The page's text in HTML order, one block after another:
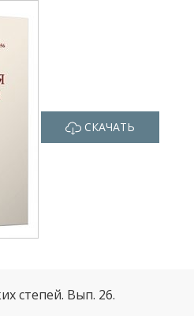
СКАЧАТЬ
степей. Вып. 26.